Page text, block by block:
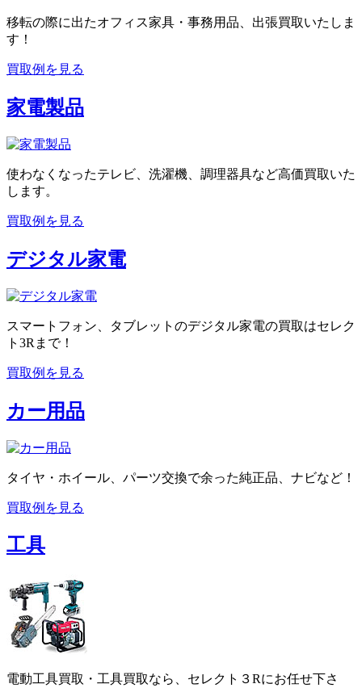
移転の際に出たオフィス家具・事務用品、出張買取いたしま
す！
買取例を見る
家電製品
使わなくなったテレビ、洗濯機、調理器具など高価買取いた
します。
買取例を見る
デジタル家電
スマートフォン、タブレットのデジタル家電の買取はセレク
ト3Rまで！
買取例を見る
カー用品
タイヤ・ホイール、パーツ交換で余った純正品、ナビなど！
買取例を見る
工具
電動工具買取・工具買取なら、セレクト３Rにお任せ下さ